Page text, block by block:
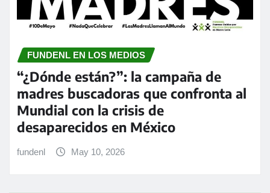
FUNDENL EN LOS MEDIOS
“¿Dónde están?”: la campaña de
madres buscadoras que confronta al
Mundial con la crisis de
desaparecidos en México
fundenl May 10, 2026